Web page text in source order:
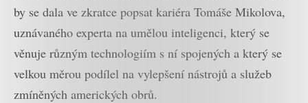
by se dala ve zkratce popsat kariéra Tomáše Mikolova,
uznávaného experta na umělou inteligenci, který se
věnuje různým technologiím s ní spojených a který se
velkou měrou podílel na vylepšení nástrojů a služeb
zmíněných amerických obrů.